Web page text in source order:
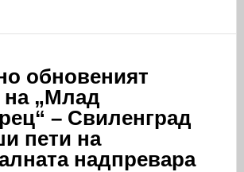
обновеният
на „Млад
– Свиленград
пети на
надпревара